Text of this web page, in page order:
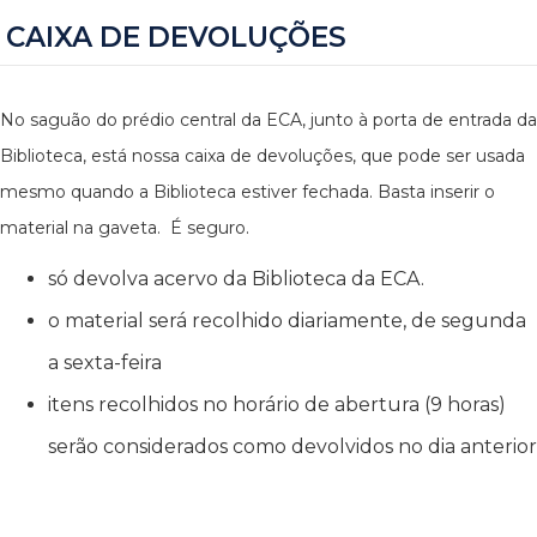
CAIXA DE DEVOLUÇÕES
No saguão do prédio central da ECA, junto à porta de entrada da
Biblioteca, está nossa caixa de devoluções, que pode ser usada
mesmo quando a Biblioteca estiver fechada. Basta inserir o
material na gaveta. É seguro.
só devolva acervo da Biblioteca da ECA.
o material será recolhido diariamente, de segunda
a sexta-feira
itens recolhidos no horário de abertura (9 horas)
serão considerados como devolvidos no dia anterior